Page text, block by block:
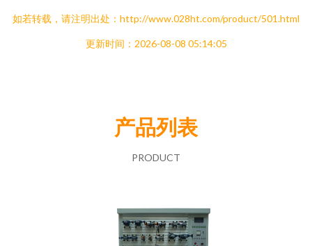
如若转载，请注明出处：http://www.028ht.com/product/501.html
更新时间：2026-08-08 05:14:05
产品列表
PRODUCT